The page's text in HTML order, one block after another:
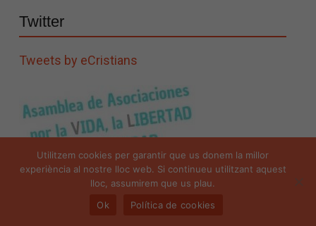
Twitter
Tweets by eCristians
Utilitzem cookies per garantir que us donem la millor
experiència al nostre lloc web. Si continueu utilitzant aquest
lloc, assumirem que us plau.
Ok
Política de cookies